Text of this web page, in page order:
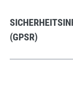
(GPSR)